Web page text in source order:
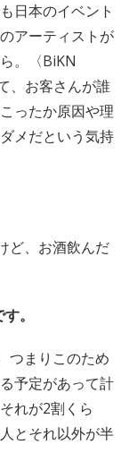
日本のイベント
アーティストが
。〈BiKN
、お客さんが誰
ったか原因や理
メだという気持
ど、お酒飲んだ
。
つまりこのため
予定があって計
れが2割くら
とそれ以外が半